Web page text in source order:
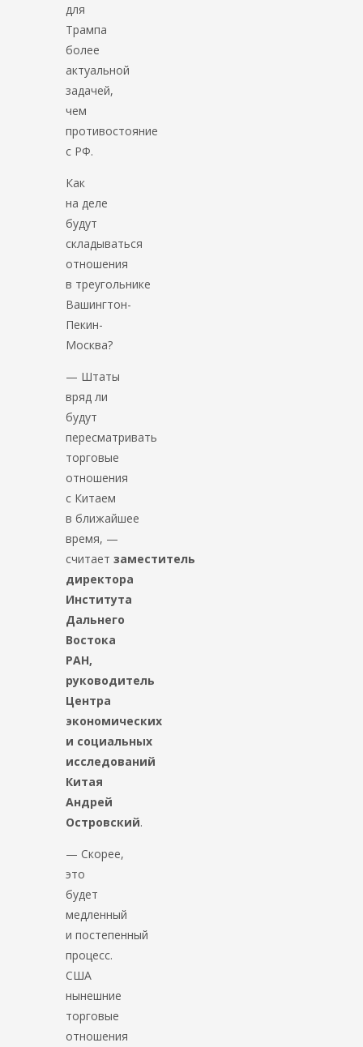
для
Трампа
более
актуальной
задачей,
чем
противостояние
с РФ.
Как
на деле
будут
складываться
отношения
в треугольнике
Вашингтон-
Пекин-
Москва?
— Штаты
вряд ли
будут
пересматривать
торговые
отношения
с Китаем
в ближайшее
время, —
считаетзаместитель
директора
Института
Дальнего
Востока
РАН,
руководитель
Центра
экономических
и социальных
исследований
Китая
Андрей
Островский.
— Скорее,
это
будет
медленный
и постепенный
процесс.
США
нынешние
торговые
отношения